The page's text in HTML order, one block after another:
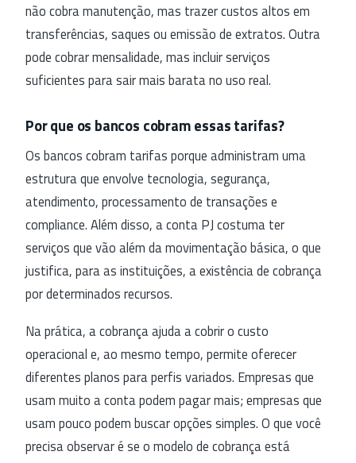
não cobra manutenção, mas trazer custos altos em
transferências, saques ou emissão de extratos. Outra
pode cobrar mensalidade, mas incluir serviços
suficientes para sair mais barata no uso real.
Por que os bancos cobram essas tarifas?
Os bancos cobram tarifas porque administram uma
estrutura que envolve tecnologia, segurança,
atendimento, processamento de transações e
compliance. Além disso, a conta PJ costuma ter
serviços que vão além da movimentação básica, o que
justifica, para as instituições, a existência de cobrança
por determinados recursos.
Na prática, a cobrança ajuda a cobrir o custo
operacional e, ao mesmo tempo, permite oferecer
diferentes planos para perfis variados. Empresas que
usam muito a conta podem pagar mais; empresas que
usam pouco podem buscar opções simples. O que você
precisa observar é se o modelo de cobrança está